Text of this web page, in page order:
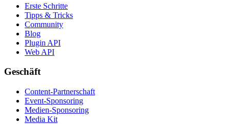
Erste Schritte
Tipps & Tricks
Community
Blog
Plugin API
Web API
Geschäft
Content-Partnerschaft
Event-Sponsoring
Medien-Sponsoring
Media Kit